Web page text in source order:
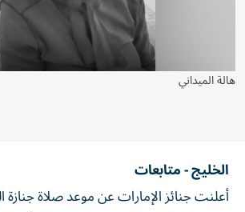
هالة الميداني
الخليج - متابعات
أعلنت جنائز الإمارات عن موعد صلاة جنازة